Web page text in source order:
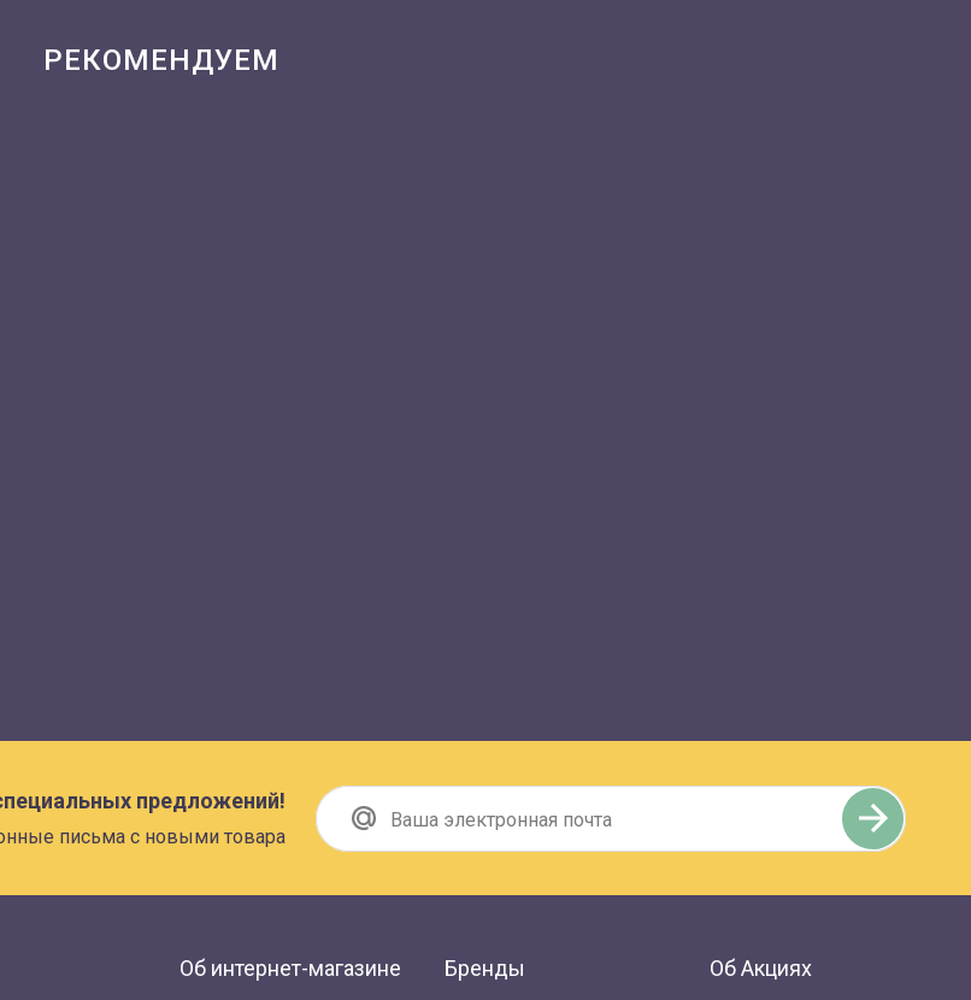
РЕКОМЕНДУЕМ
предложений!
письма с новыми товара
Об интернет-магазине Бренды Об Акциях